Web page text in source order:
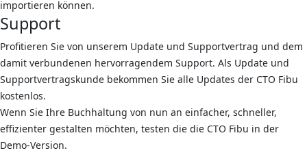
importieren können.
Support
Profitieren Sie von unserem Update und Supportvertrag und dem
damit verbundenen hervorragendem Support. Als Update und
Supportvertragskunde bekommen Sie alle Updates der CTO Fibu
kostenlos.
Wenn Sie Ihre Buchhaltung von nun an einfacher, schneller,
effizienter gestalten möchten, testen die die CTO Fibu in der
Demo-Version.